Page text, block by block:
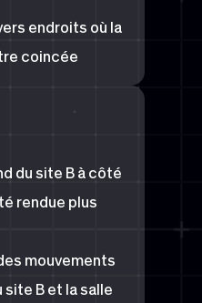
endroits où la
coincée
du site B à côté
rendue plus
mouvements
site B et la salle